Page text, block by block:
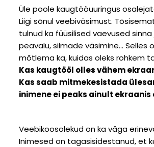
Üle poole kaugtööuuringus
Liigi sõnul veebiväsimust.
tulnud ka füüsilised vaevused sinna
peavalu, silmade väsimine... Selles
mõtlema ka, kuidas oleks rohkem
Kas kaugtööl olles vähem
Kas saab mitmekesistada
inimene ei peaks ainult ekraanis
Veebikoosolekud on ka väga
Inimesed on tagasisidestanud, et